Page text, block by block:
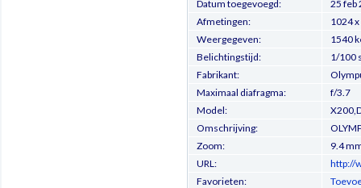
Datum toegevoegd:
25 feb
Afmetingen:
1024
Weergegeven:
1540
Belichtingstijd:
1/100
Fabrikant:
Maximaal diafragma:
f/3.7
Model:
Omschrijving:
Zoom:
9.4
URL:
http://
Favorieten: